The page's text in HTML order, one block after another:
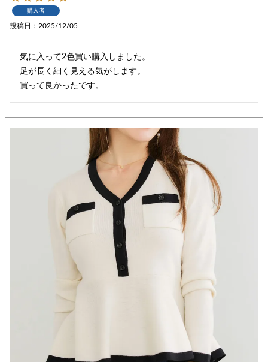
購入者
投稿日 2025/12/05
気に入って2色買い購入しました。
足が長く細く見える気がします。
買って良かったです。